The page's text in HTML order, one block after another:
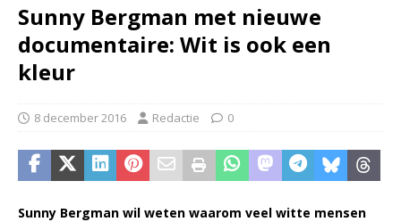
Sunny Bergman met nieuwe
documentaire: Wit is ook een
kleur
8 december 2016 Redactie 0
Sunny Bergman wil weten waarom veel witte mensen